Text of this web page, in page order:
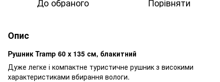
Опис
Рушник Tramp 60 х 135 см, блакитний
Дуже легке і компактне туристичне рушник з високими
характеристиками вбирання вологи.